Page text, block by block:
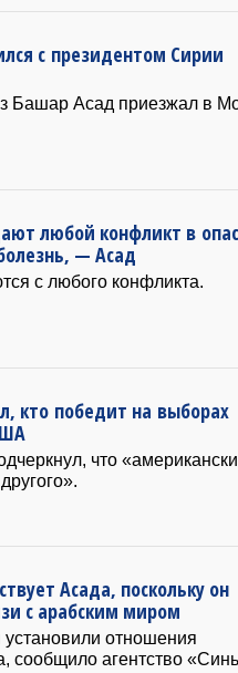
с президентом Сирии
Башар Асад приезжал в
любой конфликт в
— Асад
с любого конфликта.
кто победит на выборах
что
Асада, поскольку он
с арабским миром
отношения
сообщило агентство